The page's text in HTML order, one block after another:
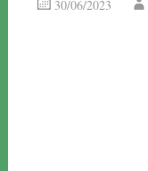
30/06/2023